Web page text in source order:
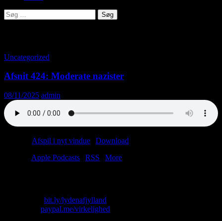
Søg
efter:
Uncategorized
Afsnit 424: Moderate nazister
08/11/2025 admin
Afspil i nyt vindue Download
Apple Podcasts RSS
More
bit.ly/lydenafjylland
paypal.me/virkelighed